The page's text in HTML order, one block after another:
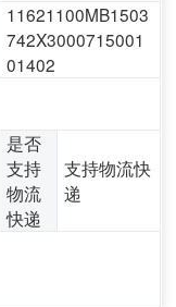
11621100MB1503
742X3000715001
01402
是否
支持
物流
快递
支持物流快
递